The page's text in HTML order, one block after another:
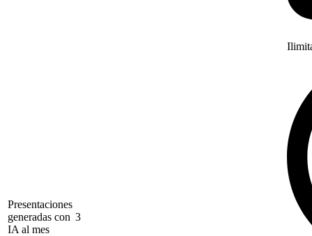
Presentaciones
generadas con
IA al mes
3